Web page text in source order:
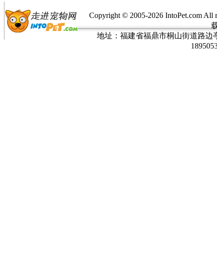
Copyright © 2005-2026 IntoPet.com
地址：福建省福鼎市桐山街道路边